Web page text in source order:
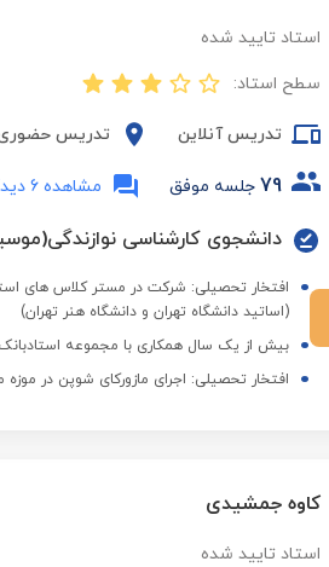
استاد تایید شده
سطح استاد:
تدریس آنلاین تدریس
79 جلسه موفق مشاهده 6 دیدگاه
افتخار تحصیلی: شرکت در مستر کلاس های
(اساتید دانشگاه تهران و دانشگاه هنر تهران)
بیش از یک سال همکاری با مجموعه استادبانک
افتخار تحصیلی: اجرای مازورکای شوپن در
کاوه جمشیدی
استاد تایید شده